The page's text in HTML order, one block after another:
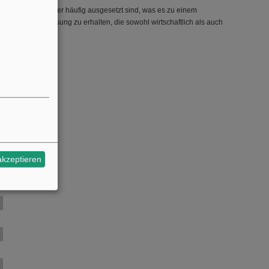
Motorräder häufig ausgesetzt sind, was es zu einem
eine Produktlösung zu erhalten, die sowohl wirtschaftlich als auch